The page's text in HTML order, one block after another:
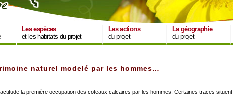
Les espèces
et les habitats du projet
Les actions
du projet
La géographie
du projet
naturel modelé par les hommes…
la première occupation des coteaux calcaires par les hommes. Certaines traces situent